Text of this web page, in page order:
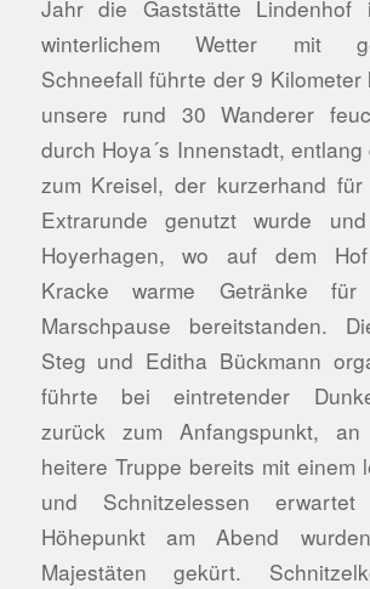
Jahr die Gaststätte
winterlichem Wetter mit
Schneefall führte der 9 Kilometer
unsere rund 30 Wanderer
durch Hoya´s Innenstadt,
zum Kreisel, der kurzerhand
Extrarunde genutzt wurde
Hoyerhagen, wo auf dem
Kracke warme Getränke
Marschpause bereitstanden.
Steg und Editha Bückmann
führte bei eintretender
zurück zum Anfangspunkt,
heitere Truppe bereits mit einem
und Schnitzelessen
Höhepunkt am Abend
Majestäten gekürt.